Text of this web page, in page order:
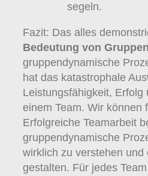
segeln.
Fazit: Das alles
Bedeutung von
gruppendynamische
hat das katastrophale
Leistungsfähigkeit, Erfolg
einem Team. Wir können
Erfolgreiche Teamarbeit
gruppendynamische
wirklich zu verstehen und
gestalten. Für jedes